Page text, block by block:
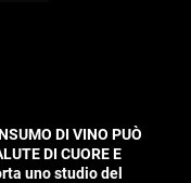
DI VINO PUÒ
DI CUORE E
uno studio del